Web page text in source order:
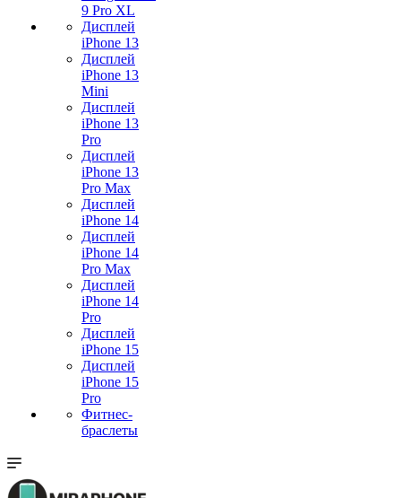
9 Pro XL
Дисплей
iPhone 13
Дисплей
iPhone 13
Mini
Дисплей
iPhone 13
Pro
Дисплей
iPhone 13
Pro Max
Дисплей
iPhone 14
Дисплей
iPhone 14
Pro Max
Дисплей
iPhone 14
Pro
Дисплей
iPhone 15
Дисплей
iPhone 15
Pro
Фитнес-
браслеты